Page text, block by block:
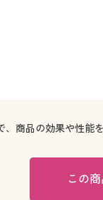
商品の効果や性能
この